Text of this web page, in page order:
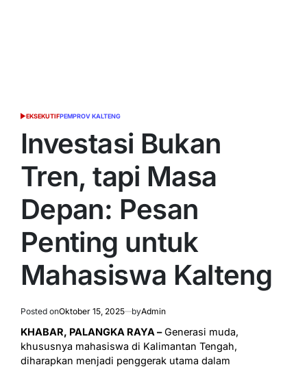
POSTED
EKSEKUTIFPEMPROV KALTENG
Investasi Bukan
Tren, tapi Masa
Depan: Pesan
Penting untuk
Mahasiswa Kalteng
Posted onOktober 15, 2025 byAdmin
KHABAR, PALANGKA RAYA –Generasi muda,
khususnya mahasiswa di Kalimantan Tengah,
diharapkan menjadi penggerak utama dalam